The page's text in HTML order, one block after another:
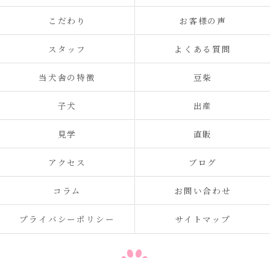
こだわり お客様の声
スタッフ よくある質問
当犬舎の特徴 豆柴
子犬 出産
見学 直販
アクセス ブログ
コラム お問い合わせ
プライバシーポリシー サイトマップ